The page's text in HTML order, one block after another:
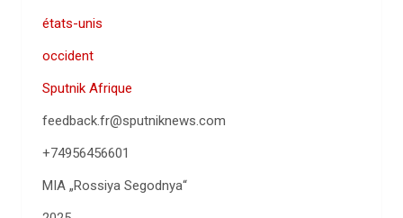
états-unis
occident
Sputnik Afrique
feedback.fr@sputniknews.com
+74956456601
MIA „Rossiya Segodnya“